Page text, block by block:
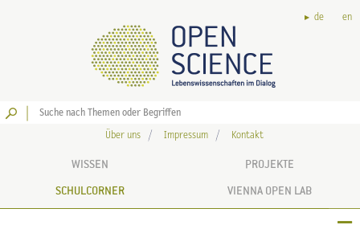
de en
Über uns Impressum Kontakt
WISSEN PROJEKTE
SCHULCORNER VIENNA OPEN LAB